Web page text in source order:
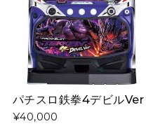
パチスロ鉄拳4デビルVer
¥40,000